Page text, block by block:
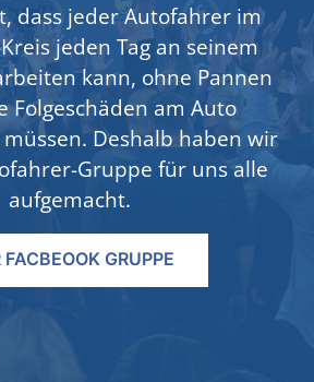
dass jeder Autofahrer im
jeden Tag an seinem
kann, ohne Pannen
Folgeschäden am Auto
Deshalb haben wir
Gruppe für uns alle
aufgemacht.
FACBEOOK GRUPPE